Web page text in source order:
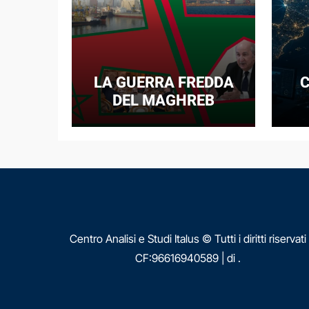
LA GUERRA FREDDA
DEL MAGHREB
Centro Analisi e Studi Italus © Tutti i diritti riservati
CF:96616940589 di .